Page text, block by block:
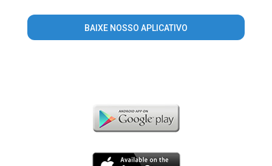
BAIXE NOSSO APLICATIVO